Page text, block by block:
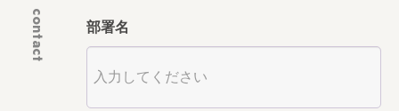
contact 部署名